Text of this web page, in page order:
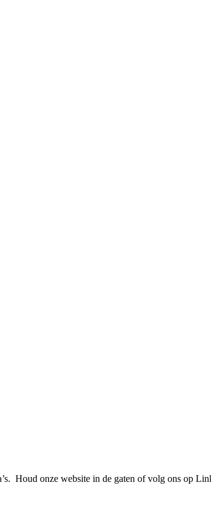
Houd onze website in de gaten of volg ons op